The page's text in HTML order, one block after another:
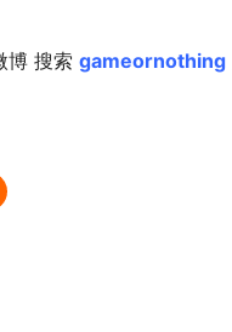
博 搜索 gameornothing